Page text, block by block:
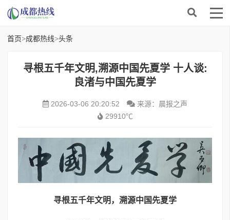
首页>成都热线>头条
寻根五千年文明,溯源中国先夏学 十人谈:
良渚与中国先夏学
2026-03-06 20:20:52
来源：晨报之声
29910℃
寻根五千年文明， 溯源中 国先夏学